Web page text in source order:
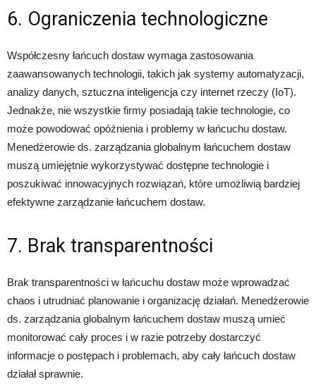
6. Ograniczenia technologiczne
Współczesny łańcuch dostaw wymaga zastosowania
zaawansowanych technologii, takich jak systemy automatyzacji,
analizy danych, sztuczna inteligencja czy internet rzeczy (IoT).
Jednakże, nie wszystkie firmy posiadają takie technologie, co
może powodować opóźnienia i problemy w łańcuchu dostaw.
Menedżerowie ds. zarządzania globalnym łańcuchem dostaw
muszą umiejętnie wykorzystywać dostępne technologie i
poszukiwać innowacyjnych rozwiązań, które umożliwią bardziej
efektywne zarządzanie łańcuchem dostaw.
7. Brak transparentności
Brak transparentności w łańcuchu dostaw może wprowadzać
chaos i utrudniać planowanie i organizację działań. Menedżerowie
ds. zarządzania globalnym łańcuchem dostaw muszą umieć
monitorować cały proces i w razie potrzeby dostarczyć
informacje o postępach i problemach, aby cały łańcuch dostaw
działał sprawnie.